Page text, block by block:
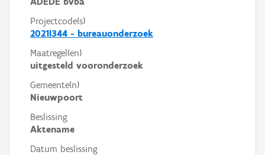
Projectcode(s)
2021I344 - bureauonderzoek
Maatregel(en)
uitgesteld vooronderzoek
Gemeente(n)
Nieuwpoort
Beslissing
Aktename
Datum beslissing